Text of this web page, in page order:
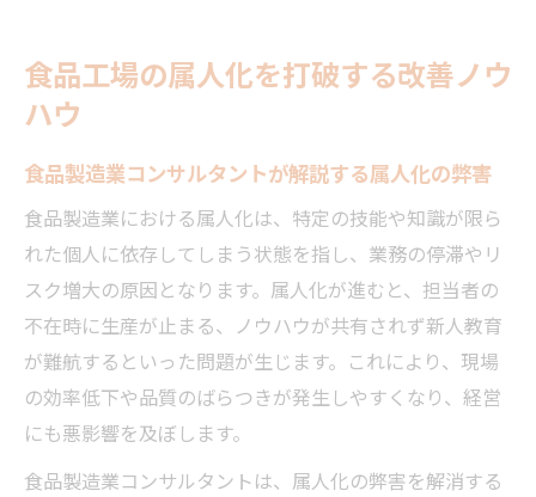
食品工場の属人化を打破する改善ノウ
ハウ
食品製造業コンサルタントが解説する属人化の弊害
食品製造業における属人化は、特定の技能や知識が限ら
れた個人に依存してしまう状態を指し、業務の停滞やリ
スク増大の原因となります。属人化が進むと、担当者の
不在時に生産が止まる、ノウハウが共有されず新人教育
が難航するといった問題が生じます。これにより、現場
の効率低下や品質のばらつきが発生しやすくなり、経営
にも悪影響を及ぼします。
食品製造業コンサルタントは、属人化の弊害を解消する